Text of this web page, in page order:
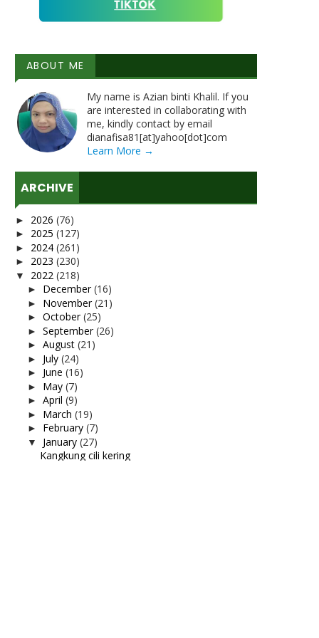
ABOUT ME
My name is Azian binti Khalil. If you
are interested in collaborating with
me, kindly contact by email
dianafisa81[at]yahoo[dot]com
Learn More →
ARCHIVE
► 2026 (76)
► 2025 (127)
► 2024 (261)
► 2023 (230)
▼ 2022 (218)
► December(16)
► November(21)
► October(25)
► September(26)
► August (21)
► July (24)
► June (16)
► May (7)
► April (9)
► March (19)
► February (7)
▼ January (27)
Kangkung cili kering